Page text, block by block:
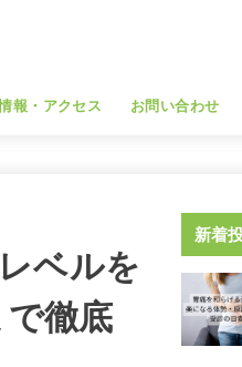
報・アクセス お問い合わせ
ベルを
徹底
新着